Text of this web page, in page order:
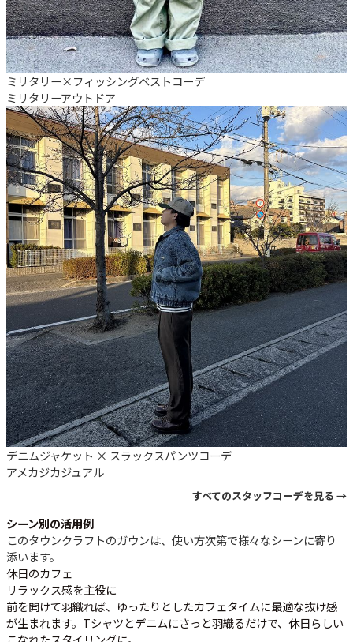
ミリタリー×フィッシングベストコーデ
ミリタリーアウトドア
デニムジャケット × スラックスパンツコーデ
アメカジカジュアル
すべてのスタッフコーデを見る →
シーン別の活用例
このタウンクラフトのガウンは、使い方次第で様々なシーンに寄り
添います。
休日のカフェ
リラックス感を主役に
前を開けて羽織れば、ゆったりとしたカフェタイムに最適な抜け感
が生まれます。Tシャツとデニムにさっと羽織るだけで、休日らしい